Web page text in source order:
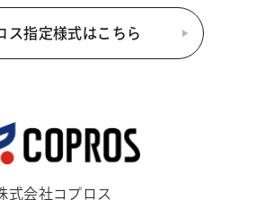
ス指定様式はこちら
式会社コプロス